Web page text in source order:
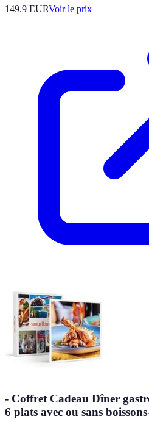
149.9 EURVoir le prix
- Coffret Cadeau Dîner
6 plats avec ou sans